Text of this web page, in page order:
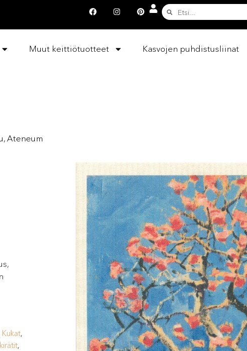
Muut keittiötuotteet Kasvojen puhdistusliinat
Ateneum
Kukat,
,